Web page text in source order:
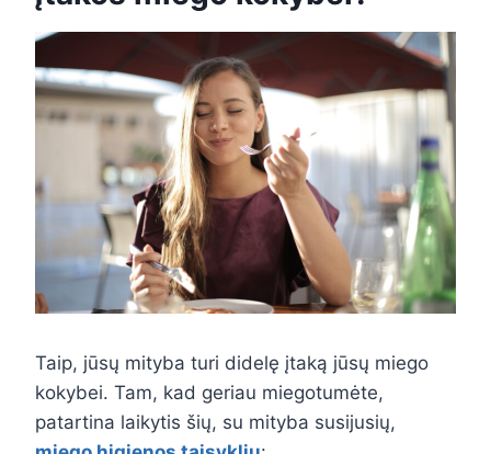
Taip, jūsų mityba turi didelę įtaką jūsų miego
kokybei. Tam, kad geriau miegotumėte,
patartina laikytis šių, su mityba susijusių,